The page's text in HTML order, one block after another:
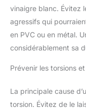
vinaigre blanc. Évitez
agressifs qui
en PVC ou en métal.
considérablement sa
Prévenir les torsions
La principale cause
torsion. Évitez de le